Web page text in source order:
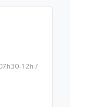
12h /